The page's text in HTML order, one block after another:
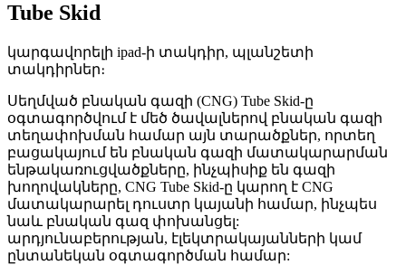
Tube Skid
կարգավորելի ipad-ի տակդիր, պլանշետի
տակդիրներ։
Սեղմված բնական գազի (CNG) Tube Skid-ը
օգտագործվում է մեծ ծավալներով բնական գազի
տեղափոխման համար այն տարածքներ, որտեղ
բացակայում են բնական գազի մատակարարման
ենթակառուցվածքները, ինչպիսիք են գազի
խողովակները, CNG Tube Skid-ը կարող է CNG
մատակարարել դուստր կայանի համար, ինչպես
նաև բնական գազ փոխանցել:
արդյունաբերության, էլեկտրակայանների կամ
ընտանեկան օգտագործման համար: